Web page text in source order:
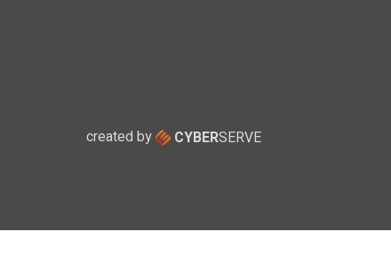
created by CYBERSERVE